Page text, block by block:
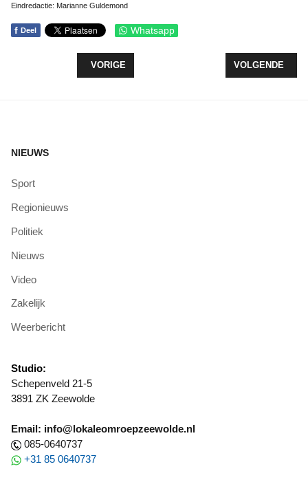
Eindredactie: Marianne Guldemond
f Deel Whatsapp
VORIG ARTIKEL: SLEE- EN SNOWWORKOUT
VORIGE VOLGENDE
VOLGENDE
NIEUWS
Sport
Regionieuws
Politiek
Nieuws
Video
Zakelijk
Weerbericht
Studio:
Schepenveld 21-5
3891 ZK Zeewolde
Email: info@lokaleomroepzeewolde.nl
085-0640737
+31 85 0640737